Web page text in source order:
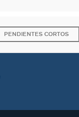
PENDIENTES CORTOS